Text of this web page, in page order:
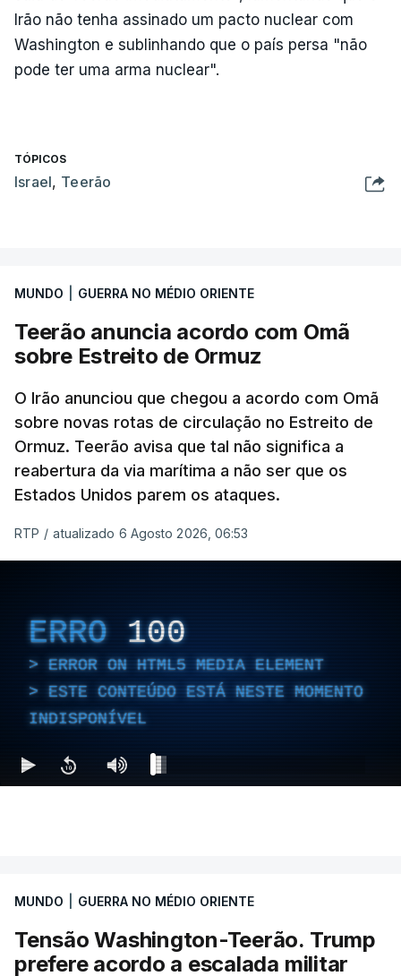
Irão não tenha assinado um pacto nuclear com
Washington e sublinhando que o país persa "não
pode ter uma arma nuclear".
TÓPICOS
Israel, Teerão
MUNDO GUERRA NO MÉDIO ORIENTE
Teerão anuncia acordo com Omã
sobre Estreito de Ormuz
O Irão anunciou que chegou a acordo com Omã
sobre novas rotas de circulação no Estreito de
Ormuz. Teerão avisa que tal não significa a
reabertura da via marítima a não ser que os
Estados Unidos parem os ataques.
RTP / atualizado 6 Agosto 2026, 06:53
ERRO 100
ERROR ON HTML5 MEDIA ELEMENT
ESTE CONTEÚDO ESTÁ NESTE MOMENTO
INDISPONÍVEL
MUNDO GUERRA NO MÉDIO ORIENTE
Tensão Washington-Teerão. Trump
prefere acordo a escalada militar